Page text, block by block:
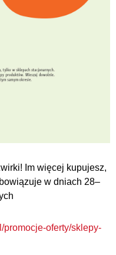
Im więcej kupujesz,
w dniach 28–
promocje-oferty/sklepy-